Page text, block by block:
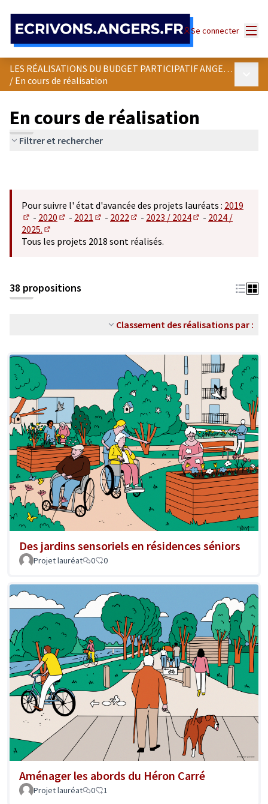
Se connecter
LES RÉALISATIONS DU BUDGET PARTICIPATIF ANGEVIN
/ En cours de réalisation
En cours de réalisation
Filtrer et rechercher
Pour suivre l' état d'avancée des projets lauréats : 2019
(S'ouvre dans un nouvel onglet)
- 2020
(S'ouvre dans un nouvel onglet)
- 2021
(S'ouvre dans un nouvel onglet)
- 2022
(S'ouvre dans un nouvel onglet)
- 2023 / 2024
(S'ouvre dans un
- 2024 /
2025.
(S'ouvre dans un nouvel onglet)
Tous les projets 2018 sont réalisés.
38 propositions
Classement des réalisations par :
Des jardins sensoriels en résidences séniors
Projet lauréat 0 0
Aménager les abords du Héron Carré
Projet lauréat 0 1